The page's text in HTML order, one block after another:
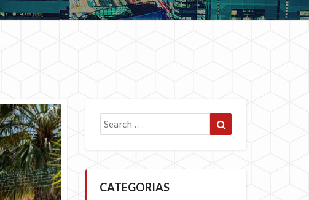
Search
for:
CATEGORIAS